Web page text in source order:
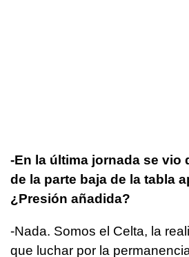
-En la última jornada se vio
de la parte baja de la tabla
¿Presión añadida?
-Nada. Somos el Celta, la
que luchar por la